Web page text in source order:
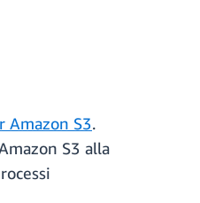
Amazon S3.
S3 alla